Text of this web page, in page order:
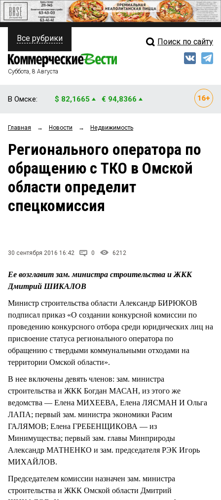
ПОЛИТИКА
ФИНАНСЫ
ОБЩЕСТВО
ЗАКОН
НОВОСТИ КОМПАНИЙ
Свежий выпуск
Мнения
Рейтинги
Блоги
Архив
Все рубрики Поиск по сайту
Суббота, 8 Августа
В Омске: $ 82,1665 € 94,8366
Главная → Новости → Недвижимость
Регионального оператора по
обращению с ТКО в Омской
области определит
спецкомиссия
30 сентября 2016 16:42 0 6212
Ее возглавит зам. министра строительства и ЖКК
Дмитрий ШИКАЛОВ
Министр строительства области Александр БИРЮКОВ
подписал приказ «О создании конкурсной комиссии по
проведению конкурсного отбора среди юридических лиц на
присвоение статуса регионального оператора по
обращению с твердыми коммунальными отходами на
территории Омской области».
В нее включены девять членов: зам. министра
строительства и ЖКК Богдан МАСАН, из этого же
ведомства — Елена МИХЕЕВА, Елена ЛЯСМАН И Ольга
ЛАПА; первый зам. министра экономики Расим
ГАЛЯМОВ; Елена ГРЕБЕНЩИКОВА — из
Минимущества; первый зам. главы Минприроды
Александр МАТНЕНКО и зам. председателя РЭК Игорь
МИХАЙЛОВ.
Председателем комиссии назначен зам. министра
строительства и ЖКК Омской области Дмитрий